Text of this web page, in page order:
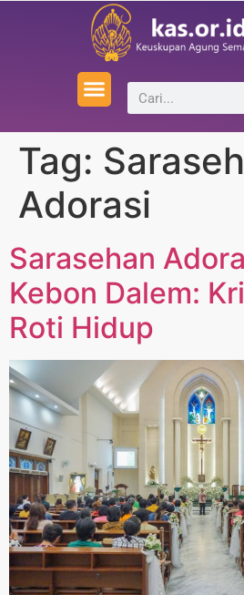
Tag:
Adorasi
Sarasehan
Kebon Dalem:
Roti Hidup